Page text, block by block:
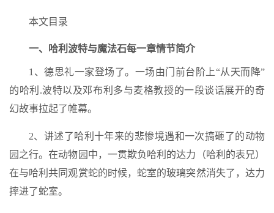
本文目录
一、哈利波特与魔法石每一章情节简介
1、德思礼一家登场了。一场由门前台阶上“从天而降”
的哈利.波特以及邓布利多与麦格教授的一段谈话展开的奇
幻故事拉起了帷幕。
2、讲述了哈利十年来的悲惨境遇和一次搞砸了的动物
园之行。在动物园中，一贯欺负哈利的达力（哈利的表兄）
在与哈利共同观赏蛇的时候，蛇室的玻璃突然消失了，达力
摔进了蛇室。